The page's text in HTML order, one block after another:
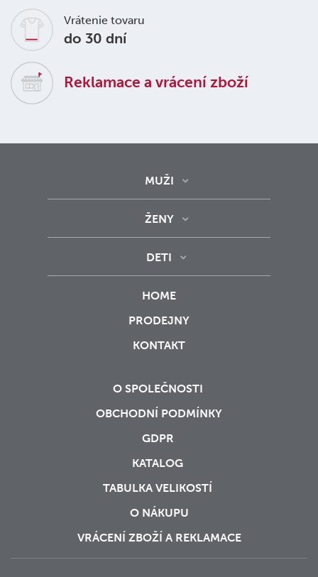
Vrátenie tovaru
do 30 dní
Reklamace a vrácení zboží
MUŽI
ŽENY
DETI
HOME
PRODEJNY
KONTAKT
O SPOLEČNOSTI
OBCHODNÍ PODMÍNKY
GDPR
KATALOG
TABULKA VELIKOSTÍ
O NÁKUPU
VRÁCENÍ ZBOŽÍ A REKLAMACE